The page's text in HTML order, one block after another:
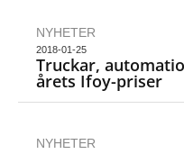
NYHETER
2018-01-25
Truckar,
årets Ifoy-priser
NYHETER